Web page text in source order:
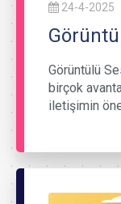
24-4-2025
Görüntülü
birçok
iletişimin